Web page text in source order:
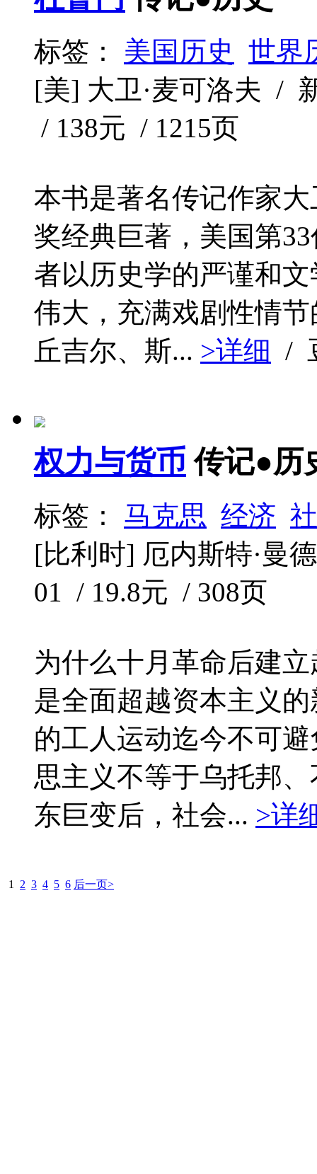
标签： 美国历史
世界
[美] 大卫·麦可洛夫 /
/ 138元 / 1215页
本书是著名传记作家
奖经典巨著，美国第
者以历史学的严谨和
伟大，充满戏剧性情
丘吉尔、斯... >详细 /
权力与货币 传记●历
标签： 马克思 经济
[比利时] 厄内斯特·曼
01 / 19.8元 / 308页
为什么十月革命后建
是全面超越资本主义
的工人运动迄今不可
思主义不等于乌托邦
东巨变后，社会... >详
1 2 3 4 5 6 后一页>